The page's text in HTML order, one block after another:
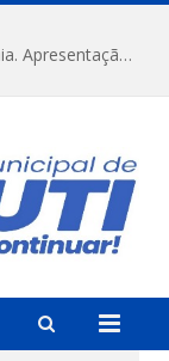
FESTRIBAL 2026 – No Coração da Amazônia. Apresentação da Munduruku.